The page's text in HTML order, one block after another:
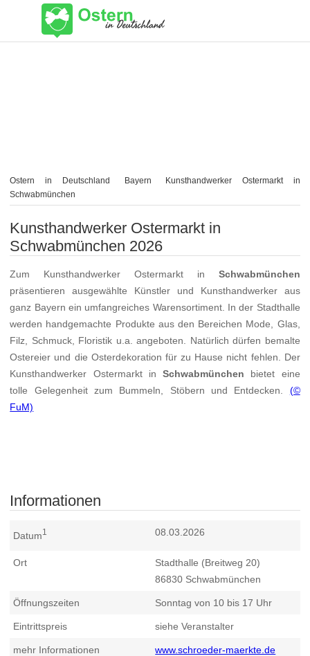
Ostern in Deutschland Bayern
Kunsthandwerker Ostermarkt in
Schwabmünchen
Kunsthandwerker Ostermarkt in
Schwabmünchen 2026
Zum Kunsthandwerker Ostermarkt in Schwabmünchen
präsentieren ausgewählte Künstler und Kunsthandwerker aus
ganz Bayern ein umfangreiches Warensortiment. In der Stadthalle
werden handgemachte Produkte aus den Bereichen Mode, Glas,
Filz, Schmuck, Floristik u.a. angeboten. Natürlich dürfen bemalte
Ostereier und die Osterdekoration für zu Hause nicht fehlen. Der
Kunsthandwerker Ostermarkt inSchwabmünchen bietet eine
tolle Gelegenheit zum Bummeln, Stöbern und Entdecken. (©
FuM)
Informationen
Datum1 08.03.2026
Ort
Stadthalle (Breitweg 20)
86830 Schwabmünchen
Öffnungszeiten Sonntag von 10 bis 17 Uhr
Eintrittspreis siehe Veranstalter
mehr Informationen www.schroeder-maerkte.de